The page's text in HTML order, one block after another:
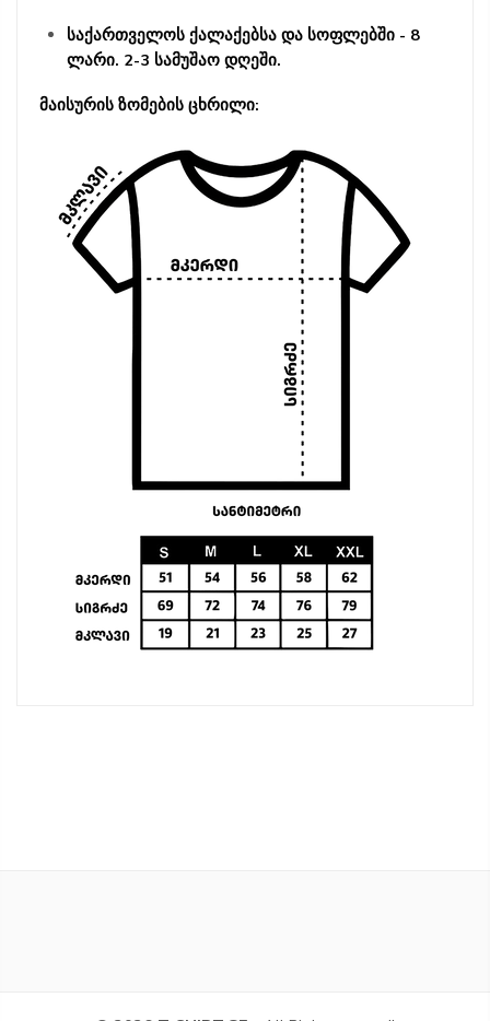
საქართველოს ქალაქებსა და სოფლებში - 8
ლარი. 2-3 სამუშაო დღეში.
მაისურის ზომების ცხრილი: